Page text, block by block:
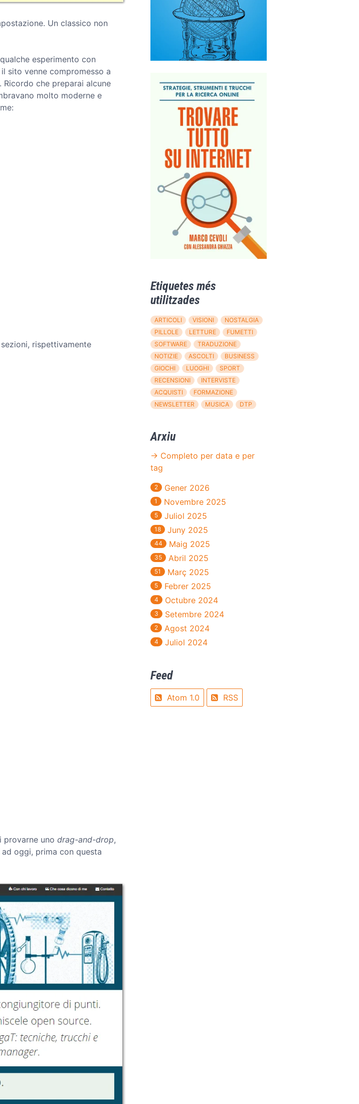
Un classico non
esperimento con
sito venne compromesso a
che preparai alcune
molto moderne e
rispettivamente
provarne uno drag-and-drop,
oggi, prima con questa
Etiquetes més
utilitzades
ARTICOLI VISIONI
NOSTALGIA
PILLOLE
LETTURE
FUMETTI
SOFTWARE
TRADUZIONE
NOTIZIE
ASCOLTI
BUSINESS
GIOCHI
LUOGHI
SPORT
RECENSIONI
INTERVISTE
ACQUISTI
FORMAZIONE
NEWSLETTER
MUSICA DTP
Arxiu
→ Completo per data e per
tag
2 Gener 2026
1 Novembre 2025
5 Juliol 2025
18 Juny 2025
44 Maig 2025
35 Abril 2025
51 Març 2025
5 Febrer 2025
4 Octubre 2024
3 Setembre 2024
2 Agost 2024
4 Juliol 2024
Feed
Atom 1.0 RSS